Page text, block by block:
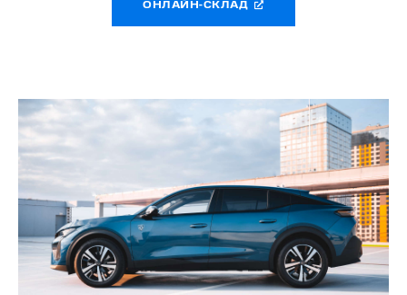
ОНЛАЙН-СКЛАД